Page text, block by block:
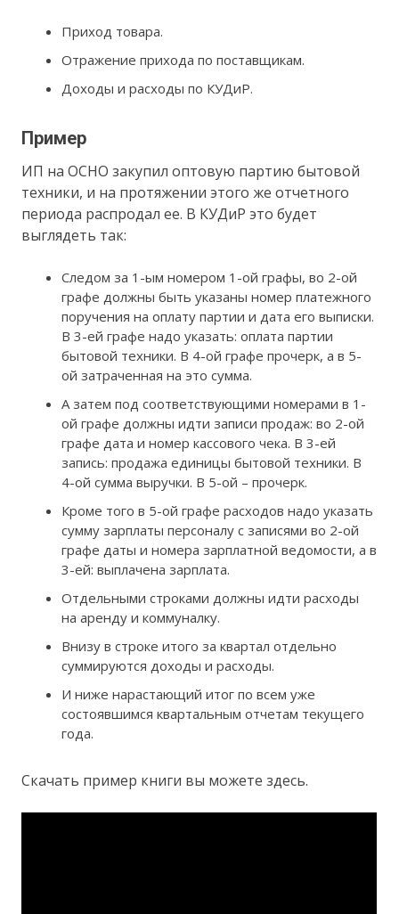
Приход товара.
Отражение прихода по поставщикам.
Доходы и расходы по КУДиР.
Пример
ИП на ОСНО закупил оптовую партию бытовой
техники, и на протяжении этого же отчетного
периода распродал ее. В КУДиР это будет
выглядеть так:
Следом за 1-ым номером 1-ой графы, во 2-ой
графе должны быть указаны номер платежного
поручения на оплату партии и дата его выписки.
В 3-ей графе надо указать: оплата партии
бытовой техники. В 4-ой графе прочерк, а в 5-
ой затраченная на это сумма.
А затем под соответствующими номерами в 1-
ой графе должны идти записи продаж: во 2-ой
графе дата и номер кассового чека. В 3-ей
запись: продажа единицы бытовой техники. В
4-ой сумма выручки. В 5-ой – прочерк.
Кроме того в 5-ой графе расходов надо указать
сумму зарплаты персоналу с записями во 2-ой
графе даты и номера зарплатной ведомости, а в
3-ей: выплачена зарплата.
Отдельными строками должны идти расходы
на аренду и коммуналку.
Внизу в строке итого за квартал отдельно
суммируются доходы и расходы.
И ниже нарастающий итог по всем уже
состоявшимся квартальным отчетам текущего
года.
Скачать пример книги вы можете здесь.